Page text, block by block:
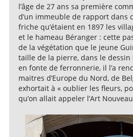
l’âge de 27 ans sa première
d’un immeuble de rapport dans
friche qu’étaient en 1897 les
et le hameau Béranger : cette
de la végétation que le jeune
taille de la pierre, dans le
en fonte de ferronnerie, il l’a
maitres d’Europe du Nord, de
exhortait à « oublier les fleurs,
qu’on allait appeler l’Art